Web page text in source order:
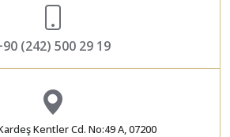
(242) 500 29 19
Kentler Cd. No:49 A, 07200